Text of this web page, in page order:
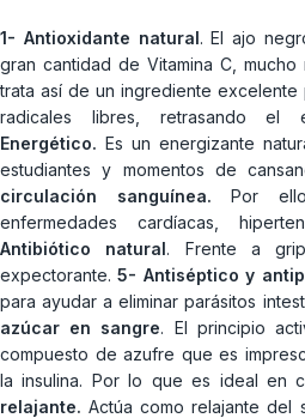
1- Antioxidante natural. El ajo
gran cantidad de Vitamina C,
trata así de un ingrediente
radicales libres, retrasando el
Energético. Es un energizante
estudiantes y momentos de
circulación sanguínea. Por
enfermedades cardíacas,
Antibiótico natural. Frente a
expectorante.5- Antiséptico y
para ayudar a eliminar parásitos
azúcar en sangre. El principio
compuesto de azufre que es
la insulina. Por lo que es ideal en
relajante. Actúa como relajante del